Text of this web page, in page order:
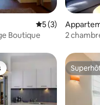
Évaluation
5 (3)
Boutique
2